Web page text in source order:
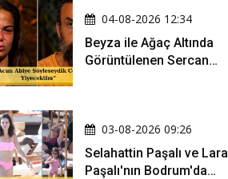
04-08-2026 12:34
Beyza ile Ağaç Altında
Görüntülenen Sercan
03-08-2026 09:26
Selahattin Paşalı ve Lara
Paşalı'nın Bodrum'da